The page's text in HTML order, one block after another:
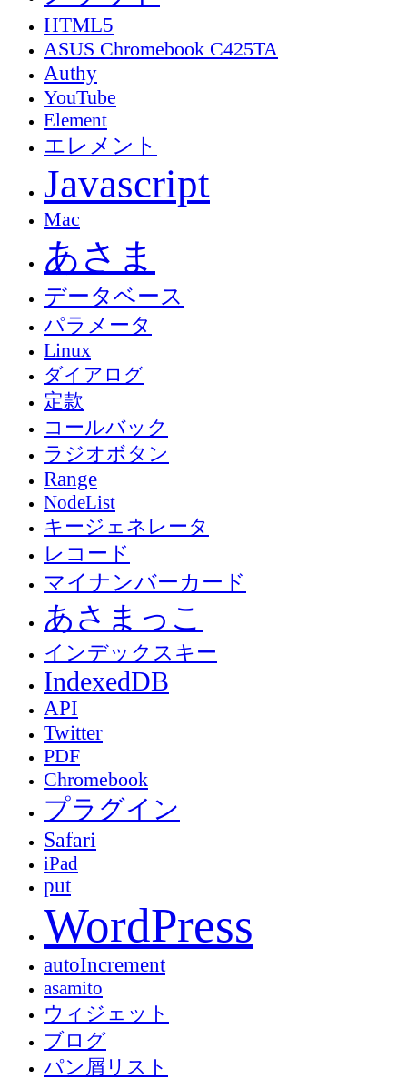
HTML5
ASUS Chromebook C425TA
Authy
YouTube
Element
エレメント
Javascript
Mac
あさま
データベース
パラメータ
Linux
ダイアログ
定款
コールバック
ラジオボタン
Range
NodeList
キージェネレータ
レコード
マイナンバーカード
あさまっこ
インデックスキー
IndexedDB
API
Twitter
PDF
Chromebook
プラグイン
Safari
iPad
put
WordPress
autoIncrement
asamito
ウィジェット
ブログ
パン屑リスト